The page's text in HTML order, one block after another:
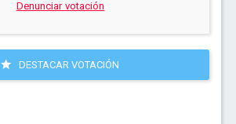
Denunciar votación
DESTACAR VOTACIÓN